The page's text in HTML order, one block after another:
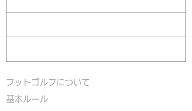
フットゴルフについて
基本ルール